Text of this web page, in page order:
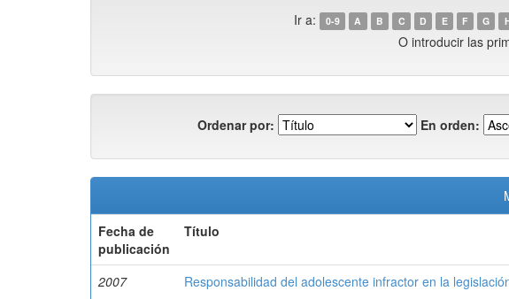
Ir a: 0-9 A B C D E F G
O introducir las
Ordenar por: En orden:
Fecha de
publicación
Título
2007 Responsabilidad del adolescente infractor en la